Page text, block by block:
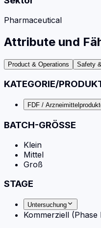
Pharmaceutical
Attribute und
Product & Operations Safety
KATEGORIE/
FDF /
BATCH-GRÖSSE
Klein
Mittel
Groß
STAGE
Untersuchung
Kommerziell (Phase